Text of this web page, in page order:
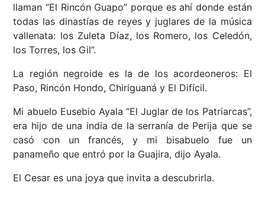
llaman “El Rincón Guapo” porque es ahí donde están
todas las dinastías de reyes y juglares de la música
vallenata: los Zuleta Díaz, los Romero, los Celedón,
los Torres, los Gil”.
La región negroide es la de los acordeoneros: El
Paso, Rincón Hondo, Chiriguaná y El Difícil.
Mi abuelo Eusebio Ayala “El Juglar de los Patriarcas”,
era hijo de una india de la serranía de Perija que se
casó con un francés, y mi bisabuelo fue un
panameño que entró por la Guajira, dijo Ayala.
El Cesar es una joya que invita a descubrirla.